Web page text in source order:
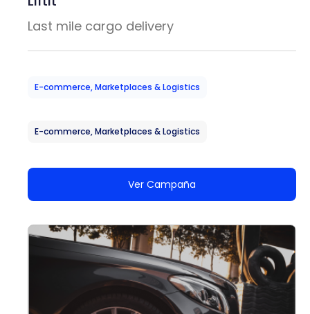
Last mile cargo delivery
E-commerce, Marketplaces & Logistics
E-commerce, Marketplaces & Logistics
Ver Campaña